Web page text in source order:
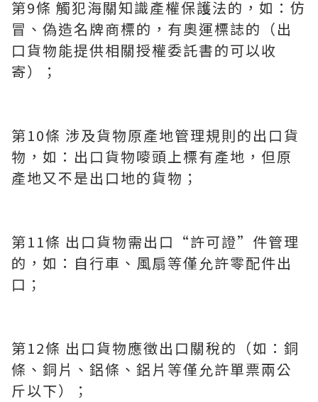
第9條 觸犯海關知識產權保護法的，如：仿
冒、偽造名牌商標的，有奧運標誌的（出
口貨物能提供相關授權委託書的可以收
寄）；
第10條 涉及貨物原產地管理規則的出口貨
物，如：出口貨物嘜頭上標有產地，但原
產地又不是出口地的貨物；
第11條 出口貨物需出口“許可證”件管理
的，如：自行車、風扇等僅允許零配件出
口；
第12條 出口貨物應徵出口關稅的（如：銅
條、銅片、鋁條、鋁片等僅允許單票兩公
斤以下）；